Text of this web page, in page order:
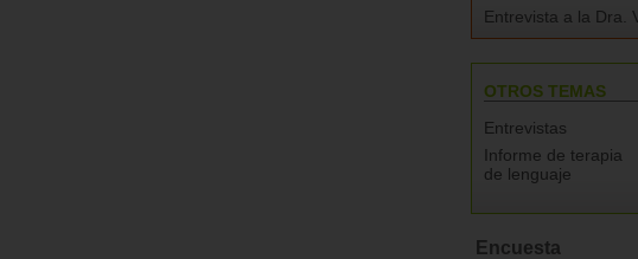
Entrevista a la Dra.
OTROS TEMAS
Entrevistas
Informe de terapia
de lenguaje
Encuesta